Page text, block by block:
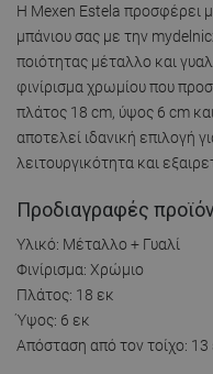
Η Mexen Estela προσφέρει
μπάνιου σας με την
ποιότητας μέταλλο και
φινίρισμα χρωμίου που
πλάτος 18 cm, ύψος 6 cm
αποτελεί ιδανική επιλογή
λειτουργικότητα και
Προδιαγραφές
Υλικό: Μέταλλο + Γυαλί
Φινίρισμα: Χρώμιο
Πλάτος: 18 εκ
Ύψος: 6 εκ
Απόσταση από τον τοίχο: 13